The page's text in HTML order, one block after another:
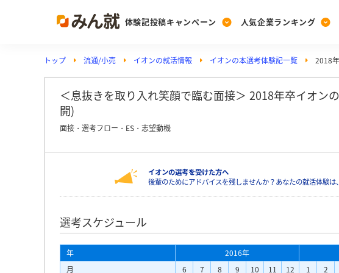
体験記投稿キャンペーン
Post
投稿する
人気企業ランキング
Ranking
ランキングを見る
PickUp
注目の企業特集
動画で知ろう！業界・企業研究
トップ 流通/小売 イオンの就活情報 イオンの本選考体験記一覧 2018
＜息抜きを取り入れ笑顔で臨む面接＞ 2018年卒イオン
開)
面接・選考フロー・ES・志望動機
イオンの選考を受けた方へ
後輩のためにアドバイスを残しませんか？あなたの就活体験
選考スケジュール
年 2016年
月
6 7 8 9 10 11 12 1 2